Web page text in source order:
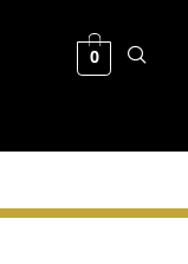
0